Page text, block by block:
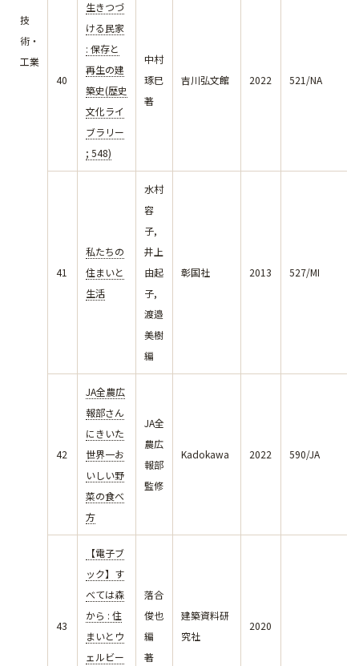
技
術・
工業
40
生きつづ
ける民家
: 保存と
再生の建
築史(歴史
文化ライ
ブラリー
; 548)
中村
琢巳
著
吉川弘文館 2022 521/NA
41
私たちの
住まいと
生活
水村
容
子,
井上
由起
子,
渡邉
美樹
編
彰国社 2013 527/MI
42
JA全農広
報部さん
にきいた
世界一お
いしい野
菜の食べ
方
JA全
農広
報部
監修
Kadokawa 2022 590/JA
43
【電子ブ
ック】す
べては森
から : 住
まいとウ
ェルビー
落合
俊也
編
著
建築資料研
究社
2020